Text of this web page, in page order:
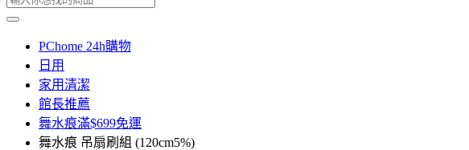
PChome 24h購物
日用
家用清潔
館長推薦
舞水痕滿$699免運
舞水痕 吊扇刷組 (120cm5%)